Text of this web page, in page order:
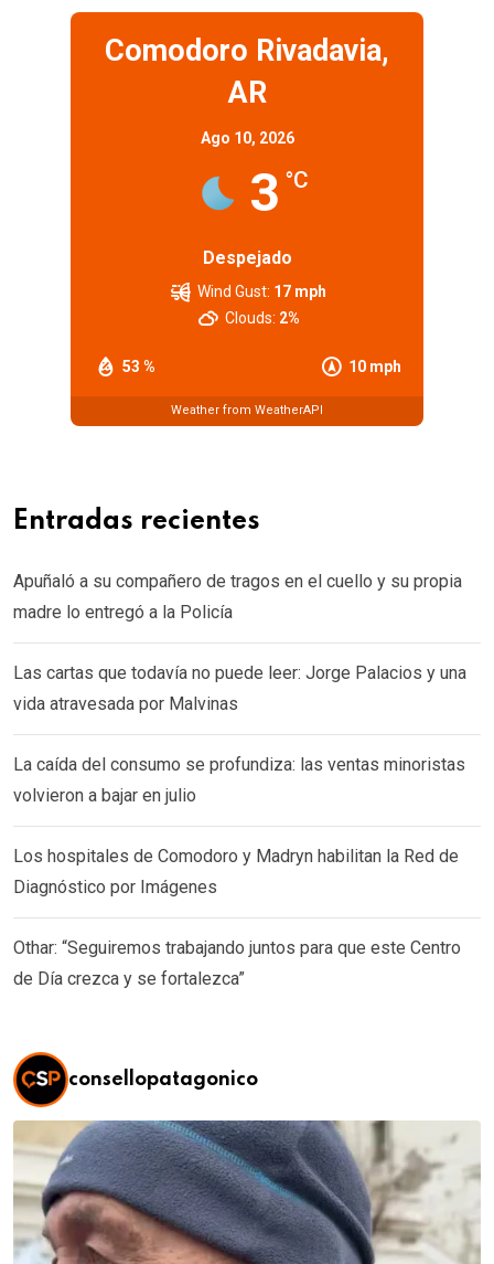
Comodoro Rivadavia,
AR
Ago 10, 2026
3 °C
Despejado
53 % 10 mph
Wind Gust: 17 mph
Clouds: 2%
Weather from WeatherAPI
Entradas recientes
Apuñaló a su compañero de tragos en el cuello y su propia
madre lo entregó a la Policía
Las cartas que todavía no puede leer: Jorge Palacios y una
vida atravesada por Malvinas
La caída del consumo se profundiza: las ventas minoristas
volvieron a bajar en julio
Los hospitales de Comodoro y Madryn habilitan la Red de
Diagnóstico por Imágenes
Othar: “Seguiremos trabajando juntos para que este Centro
de Día crezca y se fortalezca”
consellopatagonico